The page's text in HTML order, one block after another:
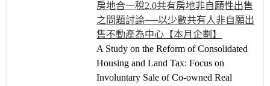
房地合一稅2.0共有房地非自願性出售
之問題討論──以少數共有人非自願出
售不動產為中心【本月企劃】
A Study on the Reform of Consolidated
Housing and Land Tax: Focus on
Involuntary Sale of Co-owned Real